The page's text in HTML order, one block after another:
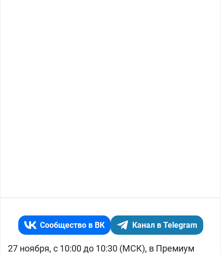
Сообщество в ВК Канал в Telegram
27 ноября, с 10:00 до 10:30 (МСК), в Премиум